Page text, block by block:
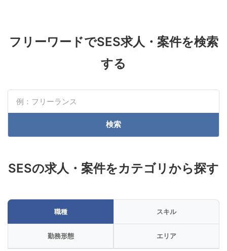
フリーワードでSES求人・案件を検索
する
検索
SESの求人・案件をカテゴリから探す
職種 スキル
勤務形態 エリア